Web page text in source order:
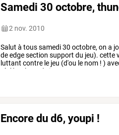
Samedi 30 octobre,
2 nov. 2010
Salut à toussamedi30 octobre,on a
deedgesection support du jeu). cette
luttant contre le jeu (d'ou le nom ! )
réel bonheur de jouer
Encore du d6, youpi !